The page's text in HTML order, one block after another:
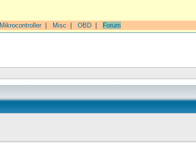
Mikrocontroller| Misc OBD Forum